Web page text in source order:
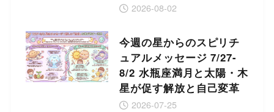
2026-08-02
今週の星からのスピリチ
ュアルメッセージ 7/27-
8/2 水瓶座満月と太陽・木
星が促す解放と自己変革
2026-07-25